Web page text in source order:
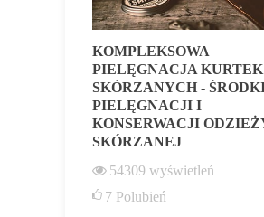
KOMPLEKSOWA
PIELĘGNACJA KURTEK
SKÓRZANYCH -
PIELĘGNACJI I
KONSERWACJI
SKÓRZANEJ
54309 wyświetleń
7 Polubień